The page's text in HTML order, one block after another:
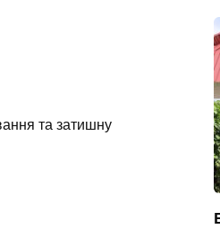
та затишну